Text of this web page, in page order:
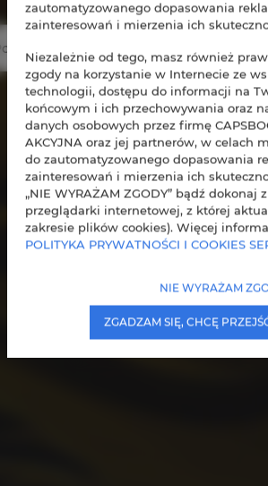
Początek
zautomatyzowanego dopasowania
zainteresowań i mierzenia ich
Niezależnie od tego, masz również
zgody na korzystanie w Internecie ze
technologii, dostępu do informacji na
końcowym i ich przechowywania oraz
danych osobowych przez firmę
AKCYJNA oraz jej partnerów, w celach
do zautomatyzowanego dopasowania
zainteresowań i mierzenia ich
„NIE WYRAŻAM ZGODY” bądź
przeglądarki internetowej, z której
zakresie plików cookies). Więcej
POLITYKA PRYWATNOŚCI I COOKIES
NIE WYRAŻAM
ZGADZAM SIĘ, CHCĘ